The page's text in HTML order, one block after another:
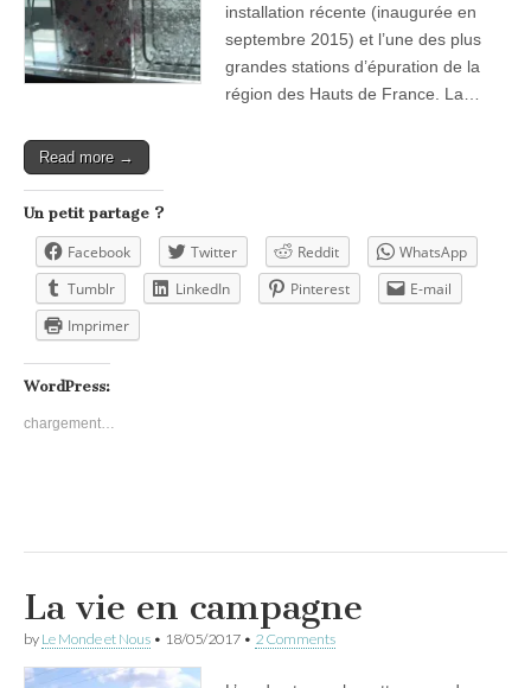
installation récente (inaugurée en
septembre 2015) et l’une des plus
grandes stations d’épuration de la
région des Hauts de France. La…
Read more →
Un petit partage ?
Facebook Twitter Reddit
WhatsApp
Tumblr
LinkedIn Pinterest
E-mail
Imprimer
WordPress:
chargement…
La vie en campagne
by Le Monde et Nous • 18/05/2017 • 2 Comments